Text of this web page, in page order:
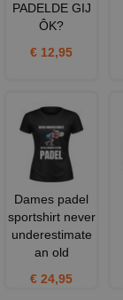
PADELDE GIJ
ÔK?
€ 12,95
Dames padel
sportshirt never
underestimate
an old
€ 24,95